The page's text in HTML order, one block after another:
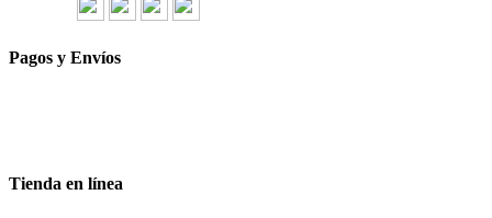
Pagos y Envíos
Tienda en línea